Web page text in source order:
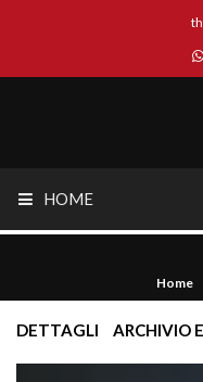
HOME
Home
DETTAGLI ARCHIVIO